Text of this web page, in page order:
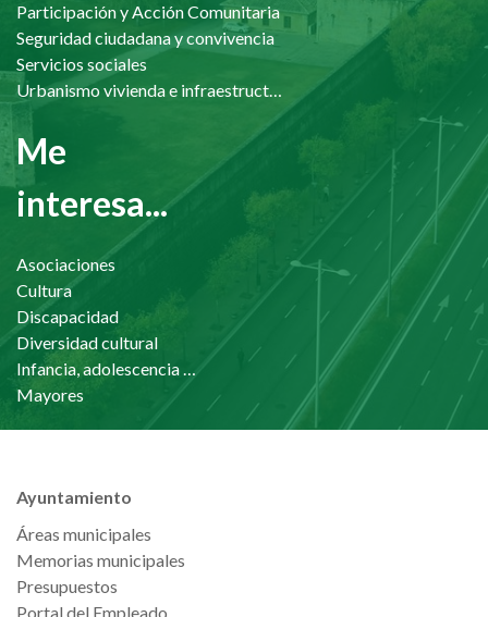
Participación y Acción Comunitaria
Seguridad ciudadana y convivencia
Servicios sociales
Urbanismo vivienda e infraestructuras
Me
interesa...
Asociaciones
Cultura
Discapacidad
Diversidad cultural
Infancia, adolescencia y familia
Mayores
Ayuntamiento
Áreas municipales
Memorias municipales
Presupuestos
Portal del Empleado